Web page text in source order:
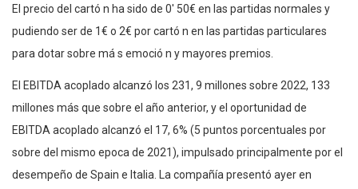
El precio del cartó n ha sido de 0' 50€ en las partidas normales y
pudiendo ser de 1€ o 2€ por cartó n en las partidas particulares
para dotar sobre má s emoció n y mayores premios.
El EBITDA acoplado alcanzó los 231, 9 millones sobre 2022, 133
millones más que sobre el año anterior, y el oportunidad de
EBITDA acoplado alcanzó el 17, 6% (5 puntos porcentuales por
sobre del mismo epoca de 2021), impulsado principalmente por el
desempeño de Spain e Italia. La compañía presentó ayer en